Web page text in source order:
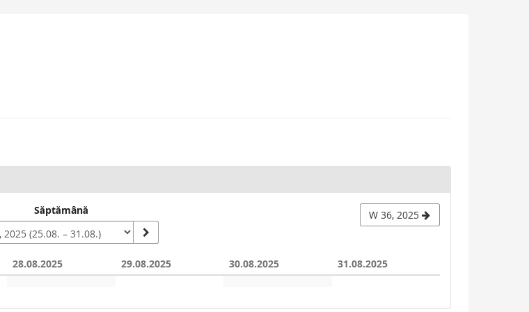
Săptămână W 36, 2025
28.08.2025 29.08.2025 30.08.2025 31.08.2025